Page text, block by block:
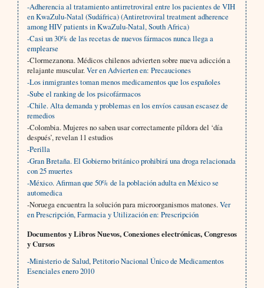
-Adherencia al tratamiento antirretroviral entre los pacientes de VIH
en KwaZulu-Natal (Sudáfrica) (Antiretroviral treatment adherence
among HIV patients in KwaZulu-Natal, South Africa)
-Casi un 30% de las recetas de nuevos fármacos nunca llega a
emplearse
-Clormezanona. Médicos chilenos advierten sobre nueva adicción a
relajante muscular.Ver en Advierten en: Precauciones
-Los inmigrantes toman menos medicamentos que los españoles
-Sube el ranking de los psicofármacos
-Chile. Alta demanda y problemas en los envíos causan escasez de
remedios
-Colombia. Mujeres no saben usar correctamente píldora del ‘día
después’, revelan 11 estudios
-Perilla
-Gran Bretaña. El Gobierno británico prohibirá una droga relacionada
con 25 muertes
-México. Afirman que 50% de la población adulta en México se
automedica
-Noruega encuentra la solución para microorganismos matones.Ver
en Prescripción, Farmacia y Utilización en: Prescripción
Documentos y Libros Nuevos, Conexiones electrónicas, Congresos
y Cursos
-Ministerio de Salud, Petitorio Nacional Único de Medicamentos
Esenciales enero 2010